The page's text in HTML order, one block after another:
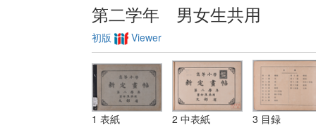
第二学年 男女生共用
初版 Viewer
1 表紙 2 中表紙 3 目録